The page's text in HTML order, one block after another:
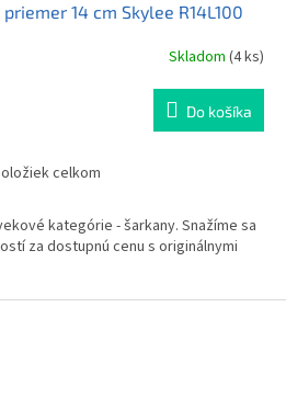
14 cm Skylee R14L100
Skladom (4 ks)
Do košíka
O
l
á
c
celkom
kategórie - šarkany. Snažíme sa
za dostupnú cenu s originálnymi